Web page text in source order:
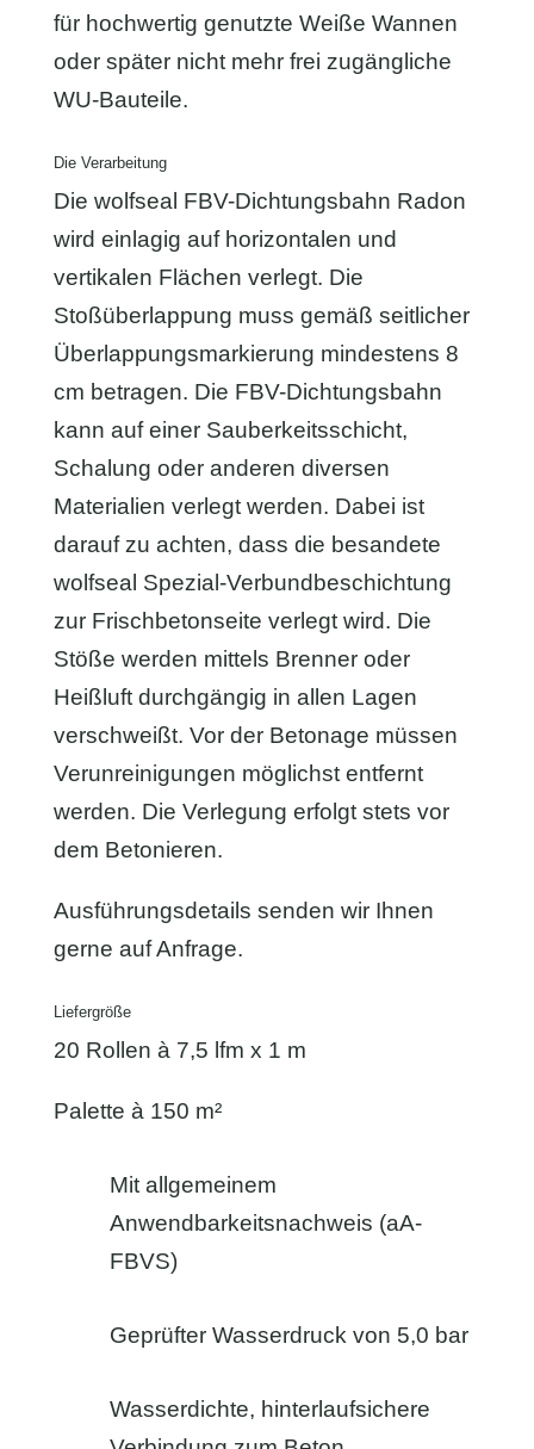
für hochwertig genutzte Weiße Wannen
oder später nicht mehr frei zugängliche
WU-Bauteile.
Die Verarbeitung
Die wolfseal FBV-Dichtungsbahn Radon
wird einlagig auf horizontalen und
vertikalen Flächen verlegt. Die
Stoßüberlappung muss gemäß seitlicher
Überlappungsmarkierung mindestens 8
cm betragen. Die FBV-Dichtungsbahn
kann auf einer Sauberkeitsschicht,
Schalung oder anderen diversen
Materialien verlegt werden. Dabei ist
darauf zu achten, dass die besandete
wolfseal Spezial-Verbundbeschichtung
zur Frischbetonseite verlegt wird. Die
Stöße werden mittels Brenner oder
Heißluft durchgängig in allen Lagen
verschweißt. Vor der Betonage müssen
Verunreinigungen möglichst entfernt
werden. Die Verlegung erfolgt stets vor
dem Betonieren.
Ausführungsdetails senden wir Ihnen
gerne auf Anfrage.
Liefergröße
20 Rollen à 7,5 lfm x 1 m
Palette à 150 m²
Mit allgemeinem
Anwendbarkeitsnachweis (aA-
FBVS)
Geprüfter Wasserdruck von 5,0 bar
Wasserdichte, hinterlaufsichere